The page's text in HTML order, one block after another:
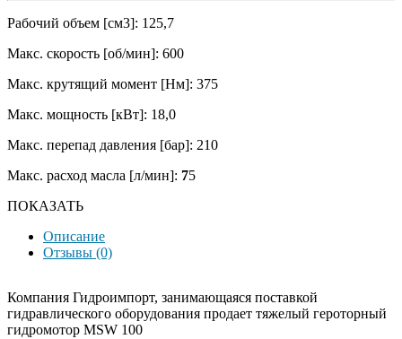
Рабочий объем [см3]: 125,7
Макс. скорость [об/мин]: 600
Макс. крутящий момент [Нм]: 375
Макс. мощность [кВт]: 18,0
Макс. перепад давления [бар]: 210
Макс. расход масла [л/мин]: 75
ПОКАЗАТЬ
Описание
Отзывы (0)
Компания Гидроимпорт, занимающаяся поставкой
гидравлического оборудования продает тяжелый героторный
гидромотор MSW 100